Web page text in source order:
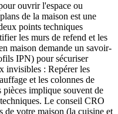
ouvrir l'espace ou
de la maison est une
points techniques
les murs de refend et les
maison demande un savoir-
IPN) pour sécuriser
invisibles : Repérer les
et les colonnes de
implique souvent de
Le conseil CRO
de votre maison (la cuisine et